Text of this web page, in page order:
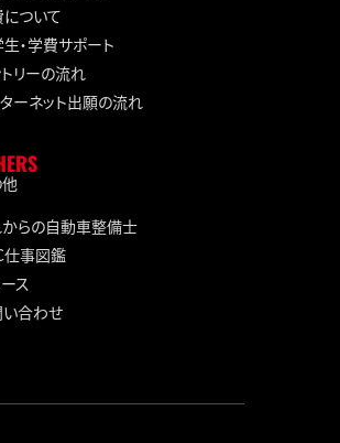
ついて
・学費サポート
リーの流れ
ーネット出願の流れ
からの自動車整備士
仕事図鑑
ス
い合わせ